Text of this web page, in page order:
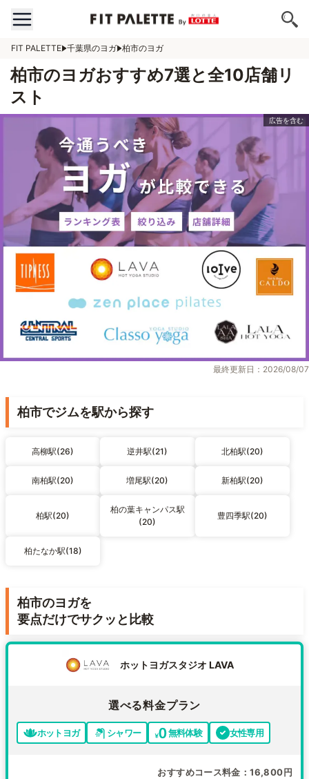
FIT PALETTE 千葉県のヨガ 柏市のヨガ
柏市のヨガおすすめ7選と全10店舗リ
スト
最終更新日：2026/08/07
柏市でジムを駅から探す
高柳駅(26) 逆井駅(21) 北柏駅(20)
南柏駅(20) 増尾駅(20) 新柏駅(20)
柏駅(20)
柏の葉キャンパス駅
(20)
豊四季駅(20)
柏たなか駅(18)
柏市のヨガを
要点だけでサクッと比較
ホットヨガスタジオ LAVA
選べる料金プラン
ホットヨガ シャワー 無料体験 女性専用
おすすめコース料金 16,800円